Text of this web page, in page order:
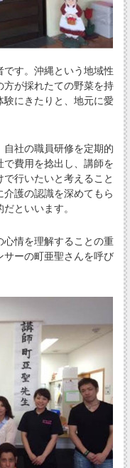
す。沖縄という地域性
方が採れたての野菜を持
験にきたりと、地元に愛
社の職員研修を定期的
費用を捻出し、講師を
行いたいと考えること
護の認識を深めてもら
といいます。
情を理解することの重
ーの町亜聖さんを呼び